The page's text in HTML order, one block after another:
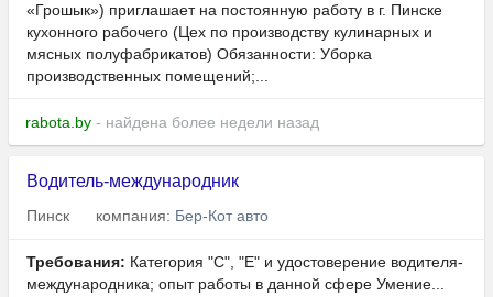
«Грошык») приглашает на постоянную работу в г. Пинске
кухонного рабочего (Цех по производству кулинарных и
мясных полуфабрикатов) Обязанности: Уборка
производственных помещений;...
rabota.by - найдена более недели назад
Водитель-международник
Пинск компания: Бер-Кот авто
Требования: Категория "С", "Е" и удостоверение водителя-
международника; опыт работы в данной сфере Умение...